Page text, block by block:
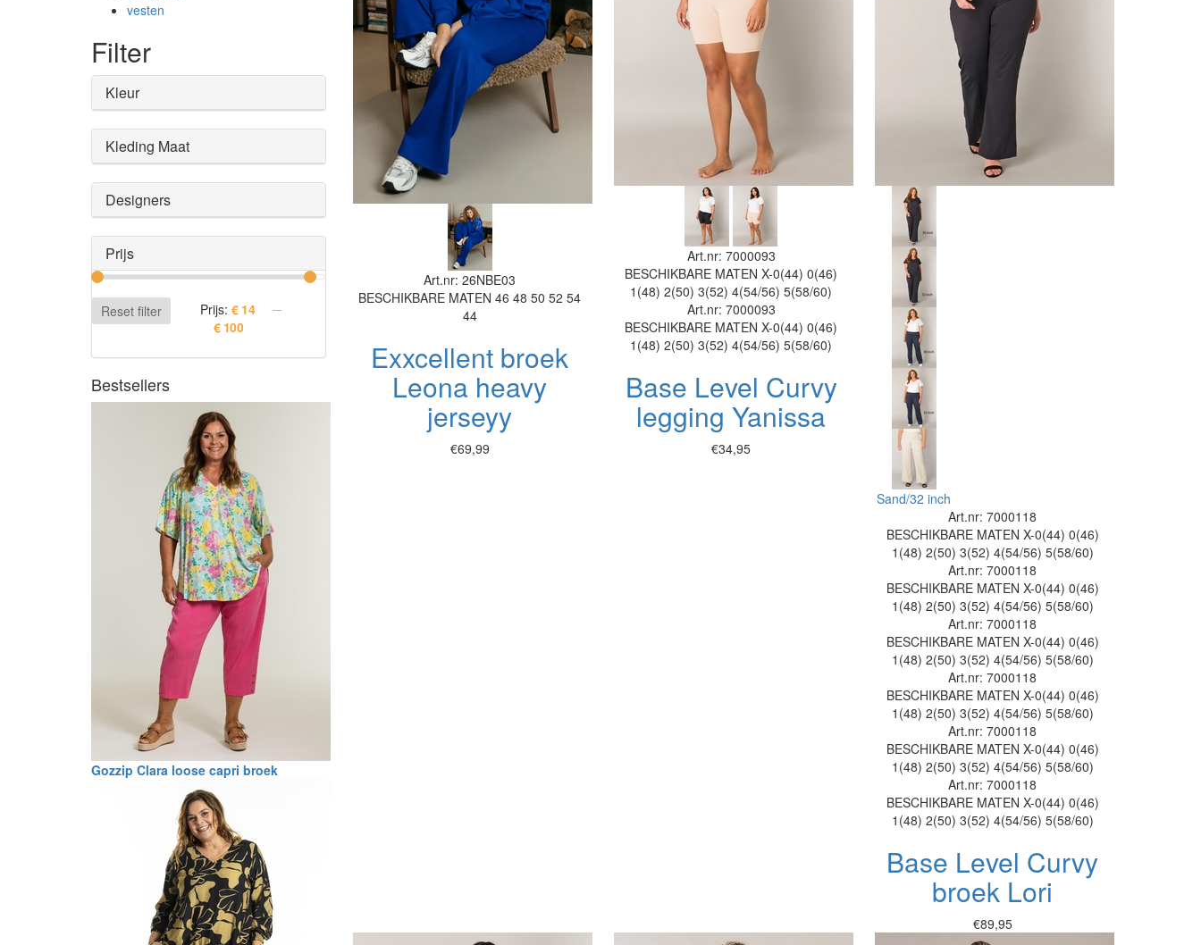
vesten
Filter
Kleur
Kleding Maat
Designers
Prijs
Reset filter Prijs:
Bestsellers
Gozzip Clara loose capri broek
Art.nr: 26NBE03
BESCHIKBARE MATEN 46 48 50 52 54
44
Exxcellent broek
Leona heavy
jerseyy
€69,99
Art.nr: 7000093
BESCHIKBARE MATEN X-0(44) 0(46)
1(48) 2(50) 3(52) 4(54/56) 5(58/60)
Art.nr: 7000093
BESCHIKBARE MATEN X-0(44) 0(46)
1(48) 2(50) 3(52) 4(54/56) 5(58/60)
Base Level Curvy
legging Yanissa
€34,95
Sand/32 inch
Art.nr: 7000118
BESCHIKBARE MATEN X-0(44) 0(46)
1(48) 2(50) 3(52) 4(54/56) 5(58/60)
Art.nr: 7000118
BESCHIKBARE MATEN X-0(44) 0(46)
1(48) 2(50) 3(52) 4(54/56) 5(58/60)
Art.nr: 7000118
BESCHIKBARE MATEN X-0(44) 0(46)
1(48) 2(50) 3(52) 4(54/56) 5(58/60)
Art.nr: 7000118
BESCHIKBARE MATEN X-0(44) 0(46)
1(48) 2(50) 3(52) 4(54/56) 5(58/60)
Art.nr: 7000118
BESCHIKBARE MATEN X-0(44) 0(46)
1(48) 2(50) 3(52) 4(54/56) 5(58/60)
Art.nr: 7000118
BESCHIKBARE MATEN X-0(44) 0(46)
1(48) 2(50) 3(52) 4(54/56) 5(58/60)
Base Level Curvy
broek Lori
€89,95